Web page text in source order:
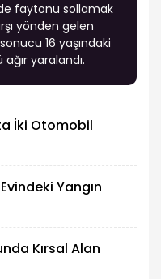
faytonu sollamak
yönden gelen
16 yaşındaki
yaralandı.
İki Otomobil
Yangın
Kırsal Alan